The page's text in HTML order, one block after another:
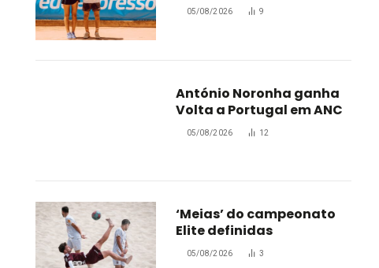
Júnior de Leiria
05/08/2026 9
António Noronha ganha
Volta a Portugal em ANC
05/08/2026 12
‘Meias’ do campeonato
Elite definidas
05/08/2026 3